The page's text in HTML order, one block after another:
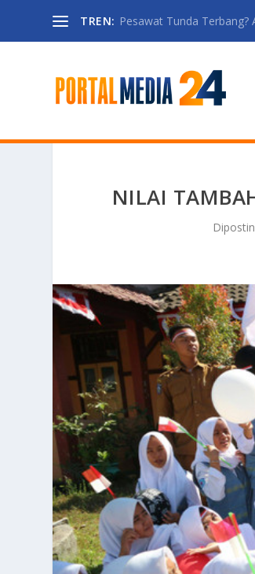
TREN: Pesawat Tunda Terbang?
NILAI